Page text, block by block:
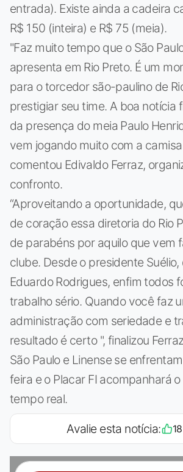
entrada). Existe ainda a cadeira
R$ 150 (inteira) e R$ 75 (meia).
"Faz muito tempo que o São
apresenta em Rio Preto. É um
para o torcedor são-paulino de
prestigiar seu time. A boa notícia
da presença do meia Paulo
vem jogando muito com a camisa
comentou Edivaldo Ferraz,
confronto.
“Aproveitando a oportunidade,
de coração essa diretoria do Rio
de parabéns por aquilo que vem
clube. Desde o presidente Suélio,
Eduardo Rodrigues, enfim todos
trabalho sério. Quando você faz
administração com seriedade e
resultado é certo ", finalizou
São Paulo e Linense se
feira e o Placar FI acompanhará
tempo real.
Avalie esta notícia: 18